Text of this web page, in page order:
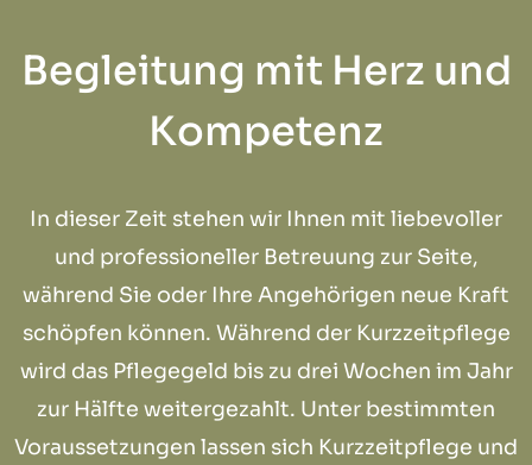
Begleitung mit Herz und
Kompetenz
In dieser Zeit stehen wir Ihnen mit liebevoller
und professioneller Betreuung zur Seite,
während Sie oder Ihre Angehörigen neue Kraft
schöpfen können. Während der Kurzzeitpflege
wird das Pflegegeld bis zu drei Wochen im Jahr
zur Hälfte weitergezahlt. Unter bestimmten
Voraussetzungen lassen sich Kurzzeitpflege und